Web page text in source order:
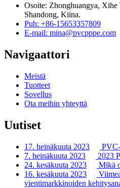
Osoite: Zhonghuangya,
Shandong, Kiina.
Puh: +86-15653357809
E-mail: mina@pvcpppe.com
Navigaattori
Meistä
Tuotteet
Sovellus
Ota meihin yhteyttä
Uutiset
17. heinäkuuta 2023
7. heinäkuuta 2023
2023
24. kesäkuuta 2023
Mikä
16. kesäkuuta 2023
vientimarkkinoiden